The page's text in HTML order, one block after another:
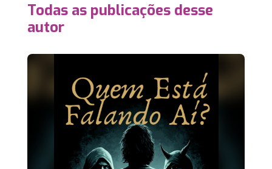
Todas as publicações desse
autor